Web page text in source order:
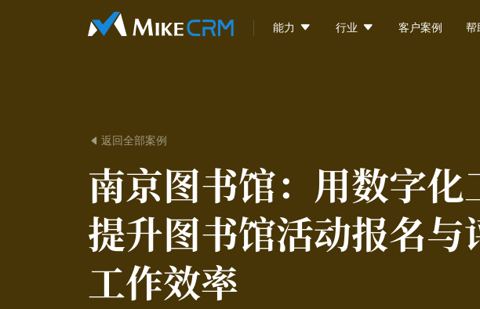
能力  行业  客户案例 帮
 返回全部案例
南京图书馆： 用数字化
提升图书馆活动报名与
工作效率